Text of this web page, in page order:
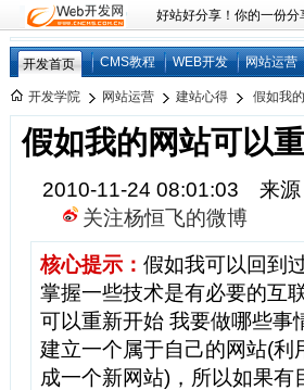
好站好分享！你的一份分
开发首页 CMS教程 WEB开发 网站运营
开发学院 网站运营 建站心得 假如我
假如我的网站可以
2010-11-24 08:01:03 来
关注杨恒飞的微博
核心提示： 假如我可以回到
掌握一些技术是有必要的互
可以重新开始 我要做哪些事
建立一个属于自己的网站(
成一个新网站)，所以如果